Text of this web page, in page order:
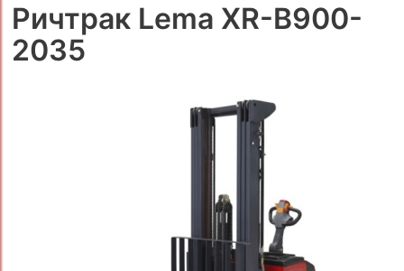
Ричтрак Lema XR-B900-
2035